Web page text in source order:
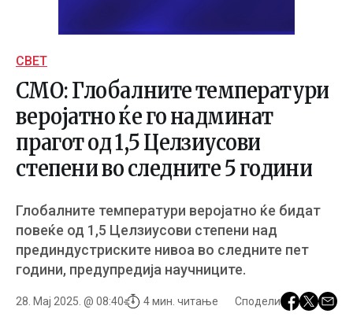
СВЕТ
СМО: Глобалните температури
веројатно ќе го надминат
прагот од 1,5 Целзиусови
степени во следните 5 години
Глобалните температури веројатно ќе бидат
повеќе од 1,5 Целзиусови степени над
прединдустриските нивоа во следните пет
години, предупредија научниците.
28. Мај 2025. @ 08:40 4 мин. читање Сподели